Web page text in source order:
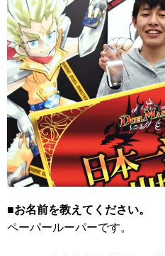
■お名前を教えてください。
ペーパールーパーです。